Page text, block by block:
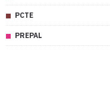
PCTE
PREPAL